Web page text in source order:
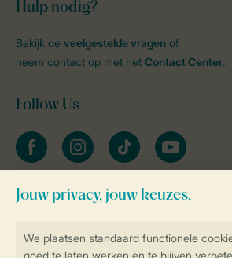
Hulp nodig?
Bekijk de veelgestelde vragen of
neem contact op met het Contact Center.
Follow Us
facebookinstagramtiktok youtube
Blijf op de hoogte